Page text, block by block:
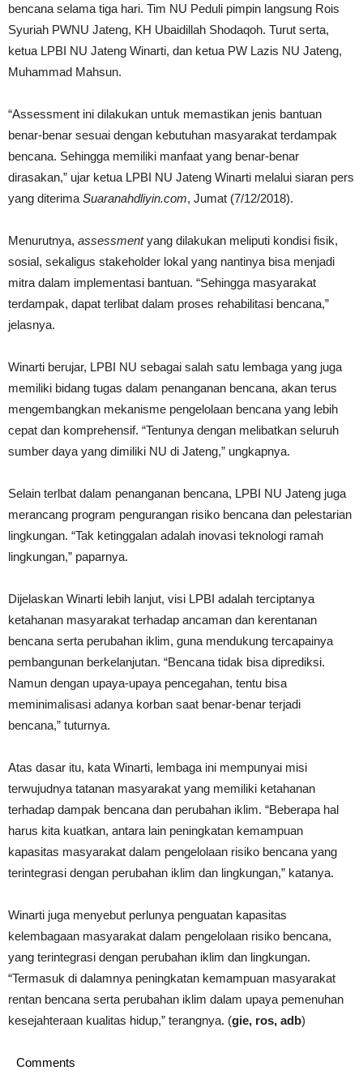
bencana selama tiga hari. Tim NU Peduli pimpin langsung Rois
Syuriah PWNU Jateng, KH Ubaidillah Shodaqoh. Turut serta,
ketua LPBI NU Jateng Winarti, dan ketua PW Lazis NU Jateng,
Muhammad Mahsun.
“Assessment ini dilakukan untuk memastikan jenis bantuan
benar-benar sesuai dengan kebutuhan masyarakat terdampak
bencana. Sehingga memiliki manfaat yang benar-benar
dirasakan,” ujar ketua LPBI NU Jateng Winarti melalui siaran pers
yang diterima Suaranahdliyin.com, Jumat (7/12/2018).
Menurutnya, assessmentyang dilakukan meliputi kondisi fisik,
sosial, sekaligus stakeholder lokal yang nantinya bisa menjadi
mitra dalam implementasi bantuan. “Sehingga masyarakat
terdampak, dapat terlibat dalam proses rehabilitasi bencana,”
jelasnya.
Winarti berujar, LPBI NU sebagai salah satu lembaga yang juga
memiliki bidang tugas dalam penanganan bencana, akan terus
mengembangkan mekanisme pengelolaan bencana yang lebih
cepat dan komprehensif. “Tentunya dengan melibatkan seluruh
sumber daya yang dimiliki NU di Jateng,” ungkapnya.
Selain terlbat dalam penanganan bencana, LPBI NU Jateng juga
merancang program pengurangan risiko bencana dan pelestarian
lingkungan. “Tak ketinggalan adalah inovasi teknologi ramah
lingkungan,” paparnya.
Dijelaskan Winarti lebih lanjut, visi LPBI adalah terciptanya
ketahanan masyarakat terhadap ancaman dan kerentanan
bencana serta perubahan iklim, guna mendukung tercapainya
pembangunan berkelanjutan. “Bencana tidak bisa diprediksi.
Namun dengan upaya-upaya pencegahan, tentu bisa
meminimalisasi adanya korban saat benar-benar terjadi
bencana,” tuturnya.
Atas dasar itu, kata Winarti, lembaga ini mempunyai misi
terwujudnya tatanan masyarakat yang memiliki ketahanan
terhadap dampak bencana dan perubahan iklim. “Beberapa hal
harus kita kuatkan, antara lain peningkatan kemampuan
kapasitas masyarakat dalam pengelolaan risiko bencana yang
terintegrasi dengan perubahan iklim dan lingkungan,” katanya.
Winarti juga menyebut perlunya penguatan kapasitas
kelembagaan masyarakat dalam pengelolaan risiko bencana,
yang terintegrasi dengan perubahan iklim dan lingkungan.
“Termasuk di dalamnya peningkatan kemampuan masyarakat
rentan bencana serta perubahan iklim dalam upaya pemenuhan
kesejahteraan kualitas hidup,” terangnya. (gie, ros, adb)
Comments